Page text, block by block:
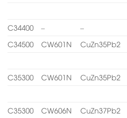
C34400 – –
C34500
CW601N CuZn35Pb2
C35300 CW601N CuZn35Pb2
C35300 CW606N CuZn37Pb2